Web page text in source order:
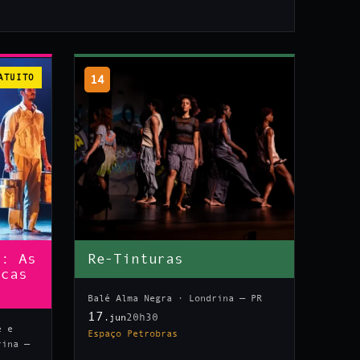
As
e
—
14
Re-Tinturas
Balé Alma Negra · Londrina — PR
17 .jun20h30
Espaço Petrobras